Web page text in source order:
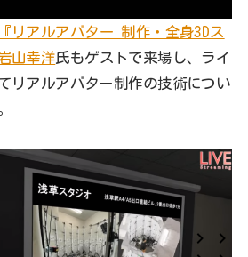
『リアルアバター 制作・全身3Dス
山幸洋氏もゲストで来場し、ライ
リアルアバター制作の技術につい